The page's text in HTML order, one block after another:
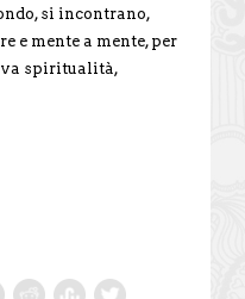
si incontrano,
e mente a mente, per
spiritualità,